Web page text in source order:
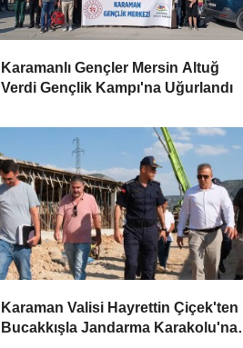
Karamanlı Gençler Mersin Altuğ
Verdi Gençlik Kampı'na Uğurlandı
Karaman Valisi Hayrettin Çiçek'ten
Bucakkışla Jandarma Karakolu'na